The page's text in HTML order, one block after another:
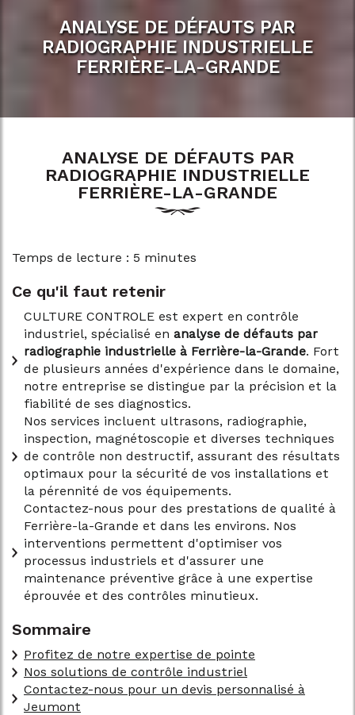
ANALYSE DE DÉFAUTS PAR
RADIOGRAPHIE INDUSTRIELLE
FERRIÈRE-LA-GRANDE
ANALYSE DE DÉFAUTS PAR
RADIOGRAPHIE INDUSTRIELLE
FERRIÈRE-LA-GRANDE
Temps de lecture : 5 minutes
Ce qu'il faut retenir
CULTURE CONTROLE est expert en contrôle
industriel, spécialisé en analyse de défauts par
radiographie industrielle à Ferrière-la-Grande. Fort
de plusieurs années d'expérience dans le domaine,
notre entreprise se distingue par la précision et la
fiabilité de ses diagnostics.
Nos services incluent ultrasons, radiographie,
inspection, magnétoscopie et diverses techniques
de contrôle non destructif, assurant des résultats
optimaux pour la sécurité de vos installations et
la pérennité de vos équipements.
Contactez-nous pour des prestations de qualité à
Ferrière-la-Grande et dans les environs. Nos
interventions permettent d'optimiser vos
processus industriels et d'assurer une
maintenance préventive grâce à une expertise
éprouvée et des contrôles minutieux.
Sommaire
Profitez de notre expertise de pointe
Nos solutions de contrôle industriel
Contactez-nous pour un devis personnalisé à
Jeumont